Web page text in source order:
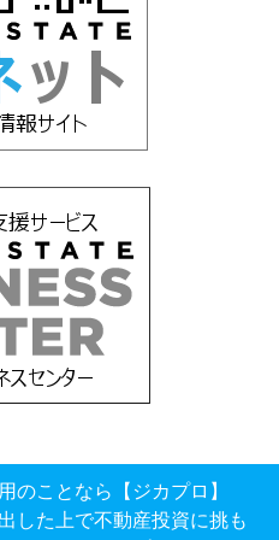
のことなら【ジカプロ】
した上で不動産投資に挑も